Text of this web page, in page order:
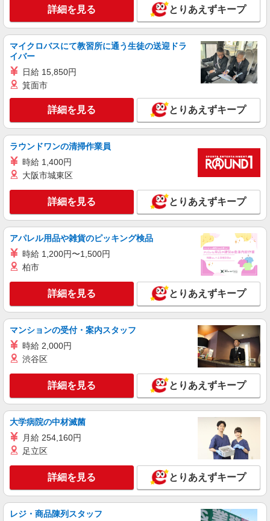
コンパスグループ・ジャパン株式会社 66112_f
調理師【正社員】
月給27万円〜32万円 試用期間中 月給27万円〜
代を1分単位で別途支給します。 ※給与は経験や
上溝ジョイフルホームそよ風 （神奈川県相模
キープ 詳細を見る
コンパスグループ・ジャパン株式会社 66112_p
(試用期間2ヶ月) 残業が発生した場合、残業代を1
分単位で別途支給します。
上溝ジョイフルホームそよ風 （神奈川県相模
原市中央区上溝5-14-28）
キープ 詳細を見る
アルバイト
SOMPOケア ラヴィーレ 淵野辺
調理・食器洗浄・発注
時給1290円〜1440円 ※経験等による ★早朝時
給（5:00〜8:00）時給＋100円 ★希望収入があり
ましたら、ご相談いただければ希望条件に合うか
の確認もいたします。 ★時間外手当別途支給 ★上
記金額は働きがい向上手当を含みます。 ★働きが
い向上手当※26年6月改定（地域により異なる）
社会保険加入者は更に＋50円
神奈川県相模原市中央区淵野辺3丁目2-24
詳細を見る
パート
コンパスグループ・ジャパン株式会社 39136_p
調理師【アルバイト・パート】
相和会 老健青葉の郷 （神奈川県相模原市中
央区青葉3-36-1）
キープ 詳細を見る
詳細を見る とりあえずキープ
マイクロバスにて教習所に通う生徒の送迎ドラ
イバー
日給 15,850円
箕面市
詳細を見る とりあえずキープ
ラウンドワンの清掃作業員
時給 1,400円
大阪市城東区
詳細を見る とりあえずキープ
アパレル用品や雑貨のピッキング検品
時給 1,200円〜1,500円
柏市
詳細を見る とりあえずキープ
マンションの受付・案内スタッフ
時給 2,000円
渋谷区
詳細を見る とりあえずキープ
大学病院の中材滅菌
月給 254,160円
足立区
詳細を見る とりあえずキープ
レジ・商品陳列スタッフ